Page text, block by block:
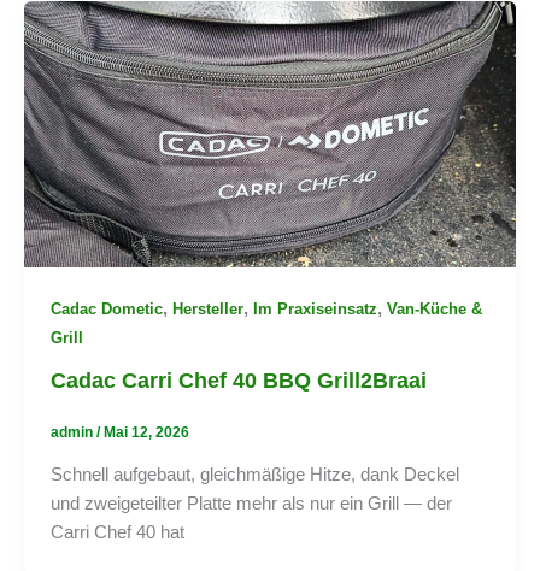
Cadac Dometic, Hersteller, Im Praxiseinsatz, Van-Küche &
Grill
Cadac Carri Chef 40 BBQ Grill2Braai
admin /Mai 12, 2026
Schnell aufgebaut, gleichmäßige Hitze, dank Deckel
und zweigeteilter Platte mehr als nur ein Grill — der
Carri Chef 40 hat